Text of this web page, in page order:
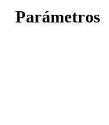
Parámetros